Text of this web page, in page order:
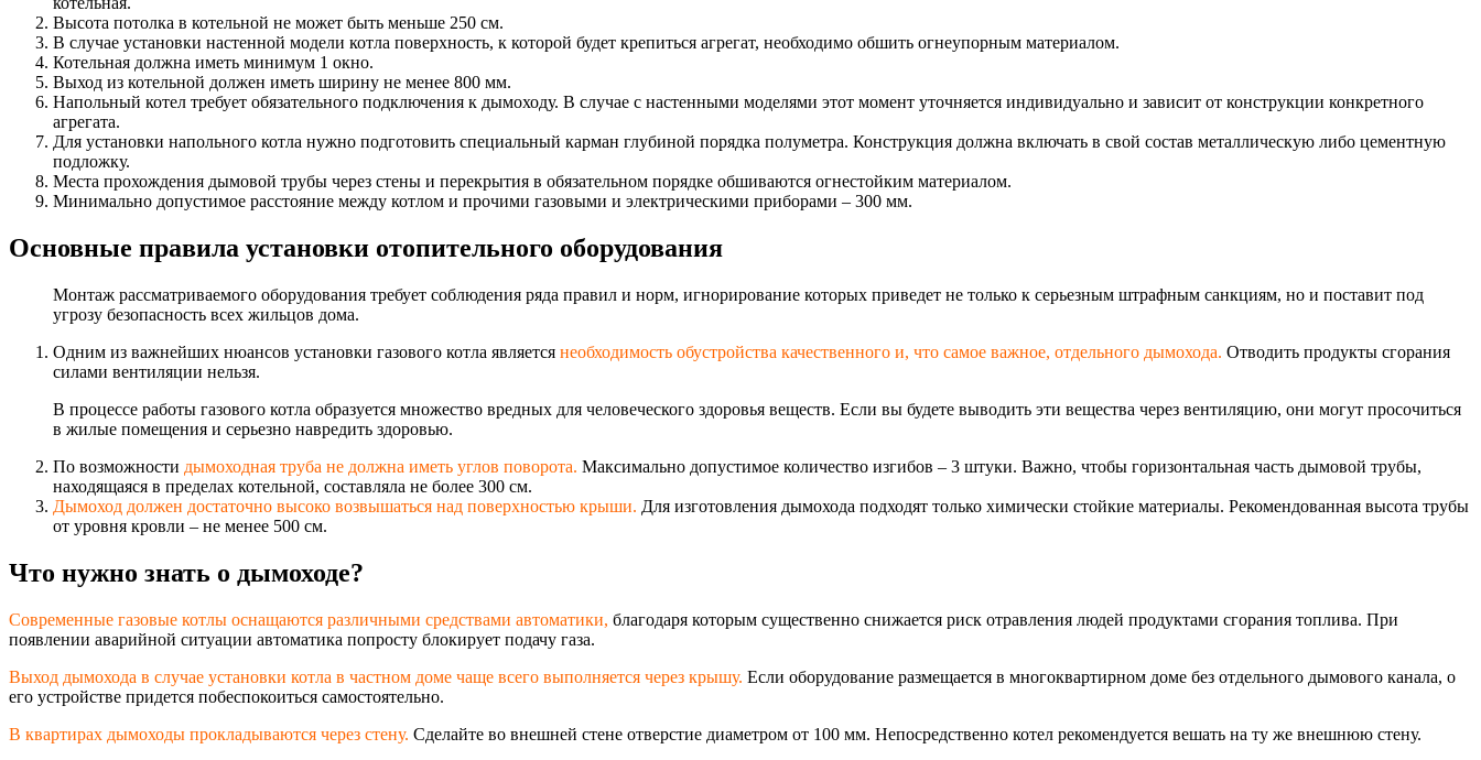
Высота потолка в котельной не может быть меньше 250 см.
В случае установки настенной модели котла поверхность, к которой будет крепиться агрегат, необходимо обшить огнеупорным материалом.
Котельная должна иметь минимум 1 окно.
Выход из котельной должен иметь ширину не менее 800 мм.
Напольный котел требует обязательного подключения к дымоходу. В случае с настенными моделями этот момент уточняется индивидуально и зависит от конструкции конкретного
агрегата.
Для установки напольного котла нужно подготовить специальный карман глубиной порядка полуметра. Конструкция должна включать в свой состав металлическую либо цементную
подложку.
Места прохождения дымовой трубы через стены и перекрытия в обязательном порядке обшиваются огнестойким материалом.
Минимально допустимое расстояние между котлом и прочими газовыми и электрическими приборами – 300 мм.
Основные правила установки отопительного оборудования
Монтаж рассматриваемого оборудования требует соблюдения ряда правил и норм, игнорирование которых приведет не только к серьезным штрафным санкциям, но и поставит под
угрозу безопасность всех жильцов дома.
Одним из важнейших нюансов установки газового котла является необходимость обустройства качественного и, что самое важное, отдельного дымохода. Отводить продукты сгорания
силами вентиляции нельзя.
В процессе работы газового котла образуется множество вредных для человеческого здоровья веществ. Если вы будете выводить эти вещества через вентиляцию, они могут просочиться
в жилые помещения и серьезно навредить здоровью.
По возможности дымоходная труба не должна иметь углов поворота. Максимально допустимое количество изгибов – 3 штуки. Важно, чтобы горизонтальная часть дымовой трубы,
находящаяся в пределах котельной, составляла не более 300 см.
Дымоход должен достаточно высоко возвышаться над поверхностью крыши. Для изготовления дымохода подходят только химически стойкие материалы. Рекомендованная высота трубы
от уровня кровли – не менее 500 см.
Что нужно знать о дымоходе?
Современные газовые котлы оснащаются различными средствами автоматики, благодаря которым существенно снижается риск отравления людей продуктами сгорания топлива. При
появлении аварийной ситуации автоматика попросту блокирует подачу газа.
Выход дымохода в случае установки котла в частном доме чаще всего выполняется через крышу. Если оборудование размещается в многоквартирном доме без отдельного дымового канала, о
его устройстве придется побеспокоиться самостоятельно.
В квартирах дымоходы прокладываются через стену. Сделайте во внешней стене отверстие диаметром от 100 мм. Непосредственно котел рекомендуется вешать на ту же внешнюю стену.